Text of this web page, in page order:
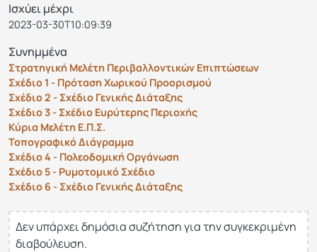
Ισχύει μέχρι
2023-03-30T10:09:39
Συνημμένα
Στρατηγική Μελέτη Περιβαλλοντικών Επιπτώσεων
Σχέδιο 1 - Πρόταση Χωρικού Προορισμού
Σχέδιο 2 - Σχέδιο Γενικής Διάταξης
Σχέδιο 3 - Σχέδιο Ευρύτερης Περιοχής
Kύρια Μελέτη Ε.Π.Σ.
Τοπογραφικό Διάγραμμα
Σχέδιο 4 - Πολεοδομική Οργάνωση
Σχέδιο 5 - Ρυμοτομικό Σχέδιο
Σχέδιο 6 - Σχέδιο Γενικής Διάταξης
Δεν υπάρχει δημόσια συζήτηση για την συγκεκριμένη
διαβούλευση.